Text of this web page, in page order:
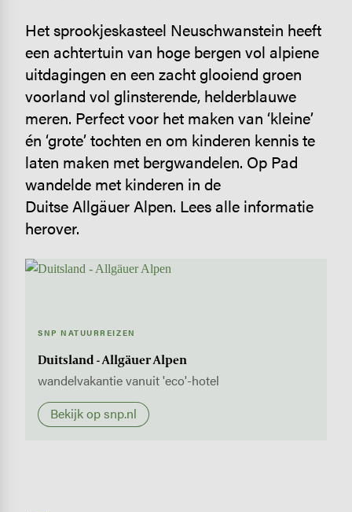
SNP NATUURREIZEN
Duitsland - Allgäuer Alpen
wandelvakantie vanuit 'eco'-hotel
Bekijk op snp.nl
Het sprookjeskasteel Neuschwanstein heeft
een achtertuin van hoge bergen vol alpiene
uitdagingen en een zacht glooiend groen
voorland vol glinsterende, helderblauwe
meren. Perfect voor het maken van ‘kleine’
én ‘grote’ tochten en om kinderen kennis te
laten maken met bergwandelen. Op Pad
wandelde met kinderen in de
Duitse Allgäuer Alpen. Lees alle informatie
herover.